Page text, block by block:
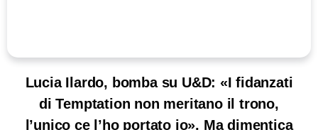
Lucia Ilardo, bomba su U&D: «I fidanzati
di Temptation non meritano il trono,
l’unico ce l’ho portato io». Ma dimentica